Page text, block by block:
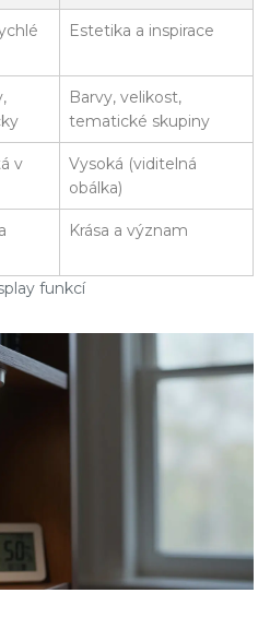
funkcí
Estetika a inspirace
Barvy, velikost,
tematické skupiny
v
Vysoká (viditelná
obálka)
Krása a význam